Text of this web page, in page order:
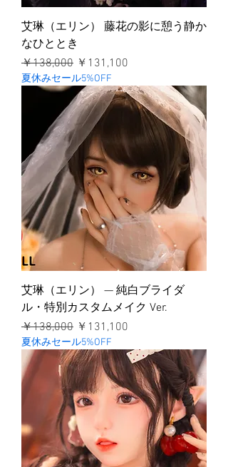
艾琳（エリン） 藤花の影に憩う静か
なひととき
通常価格
￥138,000 セール価格
￥131,100
夏休みセール5%OFF
艾琳（エリン） — 純白ブライダ
ル・特別カスタムメイク Ver.
通常価格
￥138,000 セール価格
￥131,100
夏休みセール5%OFF